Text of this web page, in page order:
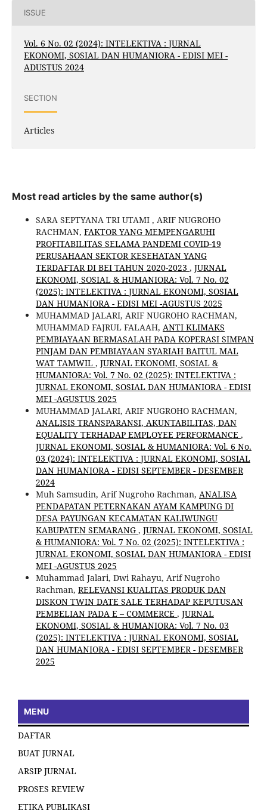
ISSUE
Vol. 6 No. 02 (2024): INTELEKTIVA : JURNAL
EKONOMI, SOSIAL DAN HUMANIORA - EDISI MEI -
ADUSTUS 2024
SECTION
Articles
Most read articles by the same author(s)
SARA SEPTYANA TRI UTAMI , ARIF NUGROHO
RACHMAN, FAKTOR YANG MEMPENGARUHI
PROFITABILITAS SELAMA PANDEMI COVID-19
PERUSAHAAN SEKTOR KESEHATAN YANG
TERDAFTAR DI BEI TAHUN 2020-2023 , JURNAL
EKONOMI, SOSIAL & HUMANIORA: Vol. 7 No. 02
(2025): INTELEKTIVA : JURNAL EKONOMI, SOSIAL
DAN HUMANIORA - EDISI MEI -AGUSTUS 2025
MUHAMMAD JALARI, ARIF NUGROHO RACHMAN,
MUHAMMAD FAJRUL FALAAH, ANTI KLIMAKS
PEMBIAYAAN BERMASALAH PADA KOPERASI SIMPAN
PINJAM DAN PEMBIAYAAN SYARIAH BAITUL MAL
WAT TAMWIL , JURNAL EKONOMI, SOSIAL &
HUMANIORA: Vol. 7 No. 02 (2025): INTELEKTIVA :
JURNAL EKONOMI, SOSIAL DAN HUMANIORA - EDISI
MEI -AGUSTUS 2025
MUHAMMAD JALARI, ARIF NUGROHO RACHMAN,
ANALISIS TRANSPARANSI, AKUNTABILITAS, DAN
EQUALITY TERHADAP EMPLOYEE PERFORMANCE ,
JURNAL EKONOMI, SOSIAL & HUMANIORA: Vol. 6 No.
03 (2024): INTELEKTIVA : JURNAL EKONOMI, SOSIAL
DAN HUMANIORA - EDISI SEPTEMBER - DESEMBER
2024
Muh Samsudin, Arif Nugroho Rachman, ANALISA
PENDAPATAN PETERNAKAN AYAM KAMPUNG DI
DESA PAYUNGAN KECAMATAN KALIWUNGU
KABUPATEN SEMARANG , JURNAL EKONOMI, SOSIAL
& HUMANIORA: Vol. 7 No. 02 (2025): INTELEKTIVA :
JURNAL EKONOMI, SOSIAL DAN HUMANIORA - EDISI
MEI -AGUSTUS 2025
Muhammad Jalari, Dwi Rahayu, Arif Nugroho
Rachman, RELEVANSI KUALITAS PRODUK DAN
DISKON TWIN DATE SALE TERHADAP KEPUTUSAN
PEMBELIAN PADA E – COMMERCE , JURNAL
EKONOMI, SOSIAL & HUMANIORA: Vol. 7 No. 03
(2025): INTELEKTIVA : JURNAL EKONOMI, SOSIAL
DAN HUMANIORA - EDISI SEPTEMBER - DESEMBER
2025
MENU
DAFTAR
BUAT JURNAL
ARSIP JURNAL
PROSES REVIEW
ETIKA PUBLIKASI